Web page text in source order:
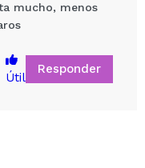
Imagínatelo...
mucho, menos
Útil
Responder